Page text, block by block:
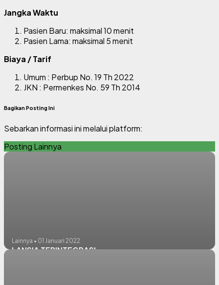
Jangka Waktu
Pasien Baru: maksimal 10 menit
Pasien Lama: maksimal 5 menit
Biaya / Tarif
Umum : Perbup No. 19 Th 2022
JKN : Permenkes No. 59 Th 2014
Bagikan Posting Ini
Sebarkan informasi ini melalui platform:
Posting Lainnya
Lainnya • 01 Januari 2022
LANSIA TERINTEGRASI